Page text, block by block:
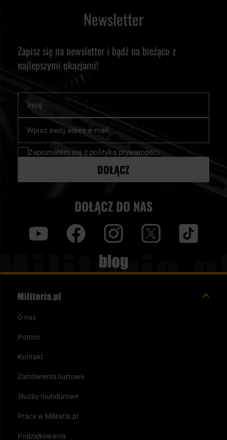
Newsletter
Zapisz się na newsletter i bądź na bieżąco z
najlepszymi okazjami!
nasz
newsletter:
Zapoznałem się z polityką prywatności
DOŁĄCZ
DOŁĄCZ DO NAS
Blog
O nas
Pomoc
Kontakt
Zamówienia hurtowe
Służby mundurowe
Praca w Militaria.pl
Podziękowania